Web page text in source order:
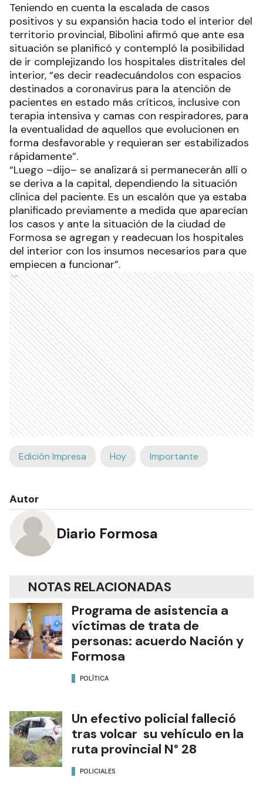
Teniendo en cuenta la escalada de casos
positivos y su expansión hacia todo el interior del
territorio provincial, Bibolini afirmó que ante esa
situación se planificó y contempló la posibilidad
de ir complejizando los hospitales distritales del
interior, “es decir readecuándolos con espacios
destinados a coronavirus para la atención de
pacientes en estado más críticos, inclusive con
terapia intensiva y camas con respiradores, para
la eventualidad de aquellos que evolucionen en
forma desfavorable y requieran ser estabilizados
rápidamente”.
“Luego –dijo– se analizará si permanecerán allí o
se deriva a la capital, dependiendo la situación
clínica del paciente. Es un escalón que ya estaba
planificado previamente a medida que aparecían
los casos y ante la situación de la ciudad de
Formosa se agregan y readecuan los hospitales
del interior con los insumos necesarios para que
empiecen a funcionar”.
Ads
Edición Impresa Hoy Importante
Autor
Diario Formosa
NOTAS RELACIONADAS
Programa de asistencia a
víctimas de trata de
personas: acuerdo Nación y
Formosa
POLÍTICA
Un efectivo policial falleció
tras volcar su vehículo en la
ruta provincial N° 28
POLICIALES